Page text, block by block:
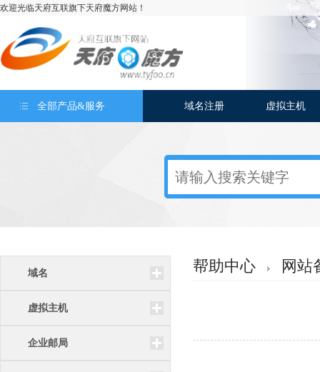
欢迎光临天府互联旗下天府魔方网站！
全部产品&服务 域名注册 虚拟主机
域名
虚拟主机
企业邮局
帮助中心 网站